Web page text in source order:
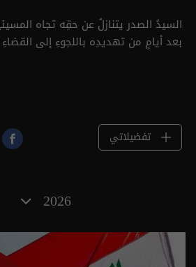
السيدُ الصدر يتنازلُ عن حقِه تجاه
بعد أيامٍ من تهديدِه باللجوءِ إلى
تفضيلاتي
2026